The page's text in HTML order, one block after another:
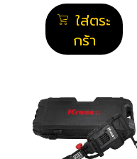
ใส่ตระ
กร้า